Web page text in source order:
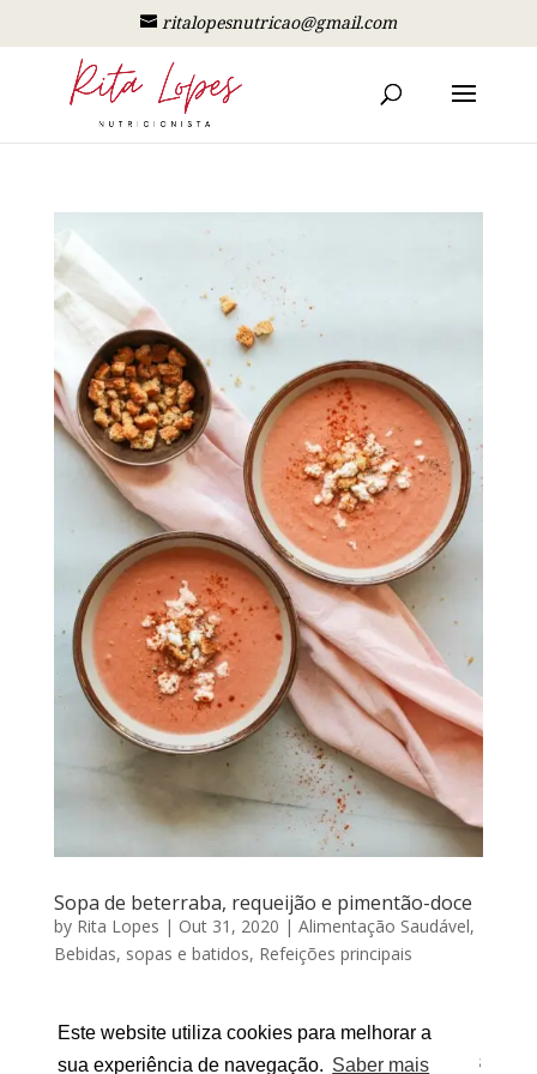
Este website utiliza cookies para melhorar a
sua experiência de navegação. Saber mais
ritalopesnutricao@gmail.com
Sopa de beterraba, requeijão e pimentão-doce
by Rita Lopes | Out 31, 2020 | Alimentação Saudável,
Bebidas, sopas e batidos, Refeições principais
DOCE Por RITA LOPES | Outubro 31, 2020 E a minha
2ª receita de sopa a propósito do desafio “Sopa Todos